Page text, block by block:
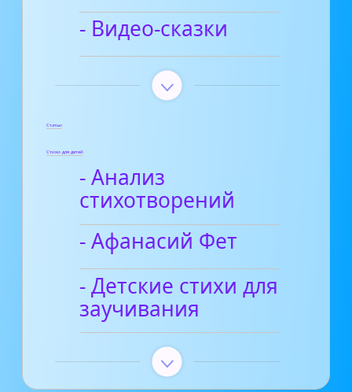
- Видео-сказки
Статьи
Стихи для детей
- Анализ
стихотворений
- Афанасий Фет
- Детские стихи для
заучивания